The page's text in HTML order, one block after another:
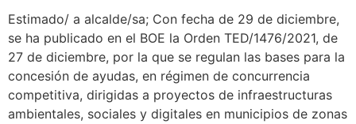
Estimado/ a alcalde/sa; Con fecha de 29 de diciembre,
se ha publicado en el BOE la Orden TED/1476/2021, de
27 de diciembre, por la que se regulan las bases para la
concesión de ayudas, en régimen de concurrencia
competitiva, dirigidas a proyectos de infraestructuras
ambientales, sociales y digitales en municipios de zonas